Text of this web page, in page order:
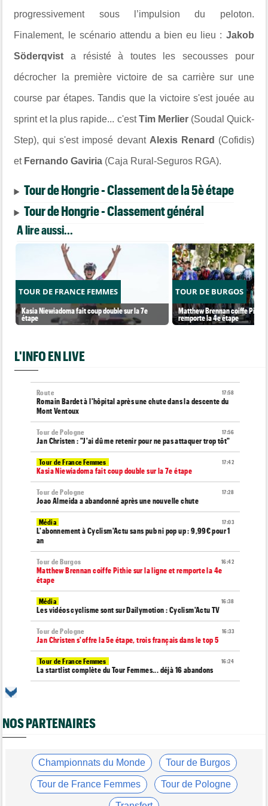
progressivement sous l’impulsion du peloton.
Finalement, le scénario attendu a bien eu lieu : Jakob
Söderqvist a résisté à toutes les secousses pour
décrocher la première victoire de sa carrière sur une
course par étapes. Tandis que la victoire s'est jouée au
sprint et la plus rapide... c'estTim Merlier(Soudal Quick-
Step), qui s'est imposé devant Alexis Renard (Cofidis)
et Fernando Gaviria (Caja Rural-Seguros RGA).
Tour de Hongrie - Classement de la 5è étape
Tour de Hongrie - Classement général
A lire aussi...
TOUR DE FRANCE FEMMES
Kasia Niewiadoma fait coup double sur la 7e
étape
TOUR DE BURGOS
Matthew Brennan coiffe Pithie
remporte la 4e étape
L'INFO EN LIVE
17:58
Route
Romain Bardet à l'hôpital après une chute dans la descente du
Mont Ventoux
17:56
Tour de Pologne
Jan Christen : "J'ai dû me retenir pour ne pas attaquer trop tôt"
17:42
Tour de France Femmes
Kasia Niewiadoma fait coup double sur la 7e étape
17:28
Tour de Pologne
Joao Almeida a abandonné après une nouvelle chute
17:03
Média
L'abonnement à Cyclism'Actu sans pub ni pop up : 9,99€ pour 1
an
16:42
Tour de Burgos
Matthew Brennan coiffe Pithie sur la ligne et remporte la 4e
étape
16:38
Média
Les vidéos cyclisme sont sur Dailymotion : Cyclism'Actu TV
16:33
Tour de Pologne
Jan Christen s'offre la 5e étape, trois français dans le top 5
16:24
Tour de France Femmes
La startlist complète du Tour Femmes... déjà 16 abandons
Transfert
Joe Blackmore devrait rejoindre une grosse équipe WorldTour
Émilien Jacquelin va faire ses débuts sur la Polynormande, le 16
août !
15:00
Horaires et chaînes… La diffusion TV de la 7e étape du Tour
NOS PARTENAIRES
Championnats du Monde Tour de Burgos
Tour de France Femmes Tour de Pologne